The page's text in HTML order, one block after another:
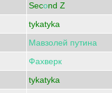
Secоnd Z
tykatyka
Мавзолей путина
Фахверк
tykatyka